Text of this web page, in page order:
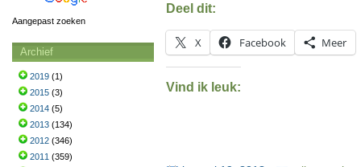
Deel dit:
X Facebook Meer
Vind ik leuk:
Aangepast zoeken
Archief
2019 (1)
2015 (3)
2014 (5)
2013 (134)
2012 (346)
2011 (359)